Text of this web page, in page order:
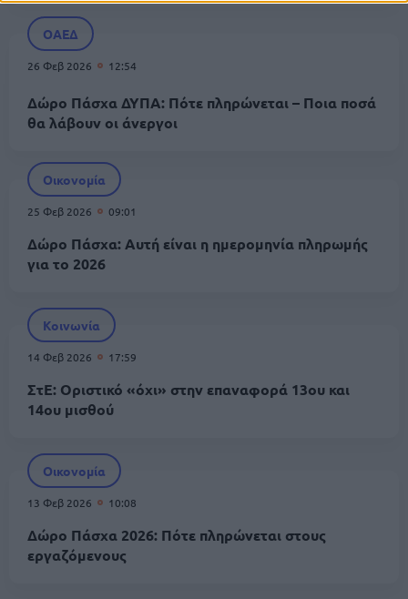
ΟΑΕΔ
26 Φεβ 2026 12:54
Δώρο Πάσχα ΔΥΠΑ: Πότε πληρώνεται – Ποια ποσά
θα λάβουν οι άνεργοι
Οικονομία
25 Φεβ 2026 09:01
Δώρο Πάσχα: Αυτή είναι η ημερομηνία πληρωμής
για το 2026
Κοινωνία
14 Φεβ 2026 17:59
ΣτΕ: Οριστικό «όχι» στην επαναφορά 13ου και
14ου μισθού
Οικονομία
13 Φεβ 2026 10:08
Δώρο Πάσχα 2026: Πότε πληρώνεται στους
εργαζόμενους